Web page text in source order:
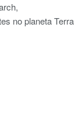
no planeta Terra